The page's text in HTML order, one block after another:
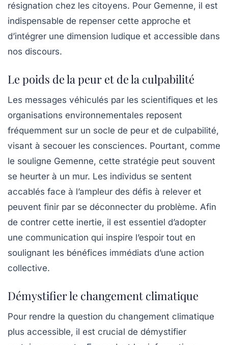
résignation chez les citoyens. Pour Gemenne, il est
indispensable de repenser cette approche et
d’intégrer une dimension ludique et accessible dans
nos discours.
Le poids de la peur et de la culpabilité
Les messages véhiculés par les scientifiques et les
organisations environnementales reposent
fréquemment sur un socle de peur et de culpabilité,
visant à secouer les consciences. Pourtant, comme
le souligne Gemenne, cette stratégie peut souvent
se heurter à un mur. Les individus se sentent
accablés face à l’ampleur des défis à relever et
peuvent finir par se déconnecter du problème. Afin
de contrer cette inertie, il est essentiel d’adopter
une communication qui inspire l’espoir tout en
soulignant les bénéfices immédiats d’une action
collective.
Démystifier le changement climatique
Pour rendre la question du changement climatique
plus accessible, il est crucial de démystifier